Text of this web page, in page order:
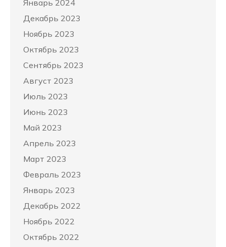
Январь 2024
Декабрь 2023
Ноябрь 2023
Октябрь 2023
Сентябрь 2023
Август 2023
Июль 2023
Июнь 2023
Май 2023
Апрель 2023
Март 2023
Февраль 2023
Январь 2023
Декабрь 2022
Ноябрь 2022
Октябрь 2022